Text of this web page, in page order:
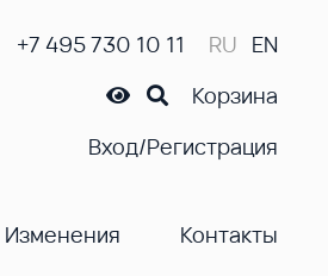
+7 495 730 10 11 RU EN
Корзина
Вход/Регистрация
Изменения Контакты